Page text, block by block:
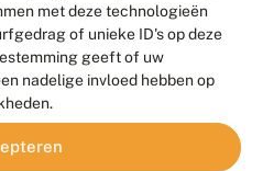
met deze technologieën
of unieke ID's op deze
geeft of uw
nadelige invloed hebben op
Go2People
, ontworpen door
Agency